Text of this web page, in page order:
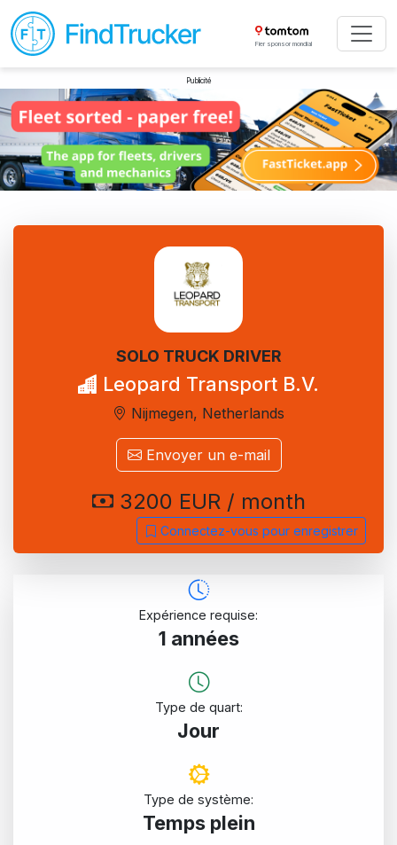
Fier sponsor mondial
Publicité
SOLO TRUCK DRIVER
Leopard Transport B.V.
Nijmegen, Netherlands
Envoyer un e-mail
3200 EUR / month
Connectez-vous pour enregistrer
Expérience requise:
1 années
Type de quart:
Jour
Type de système:
Temps plein